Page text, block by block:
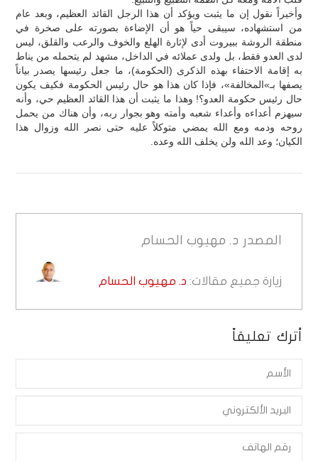
وأخيراً نقول إن ما يثبت ويؤكد أن هذا الرجل القائد العظيم، وبعد عام
من استشهاده، سيبقى حياً هو أن الإضاءة بصورته على صخرة في
منطقة الروشة ببيروت أدى لإثارة الهلع والخوف والرعب والقلق، ليس
لدى العدو فقط، بل ولدى عملائه في الداخل، مشهد لم يتحمله من يناط
به إقامة الاحتفاء بهذه الذكرى (الحكومة)، ما جعل رئيسها يصدر بياناً
يصفها بـ»المخالفة»، فإذا كان هذا هو حال رئيس الحكومة فكيف يكون
حال رئيس حكومة العدو؟! وهذا ما يثبت أن هذا القائد العظيم حي، وأنه
سيهزم أعداءه وأعداء شعبه وأمته وهو بجوار ربه، وأن هناك من يحمل
روحه ودمه ومع الله يمضي متوكلاً عليه حتى نصر الله وزوال هذا
الكيان؛ وعد الله ولن يخلف الله وعده.
المصدر د. مهيوب الحسام
زيارة جميع مقالات: د. مهيوب الحسام
أترك تعليقاً